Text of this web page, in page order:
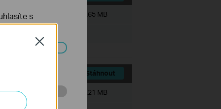
Velikost souboru: 7.65 MB
Stáhnout
Velikost souboru: 7.21 MB
Close
s
za